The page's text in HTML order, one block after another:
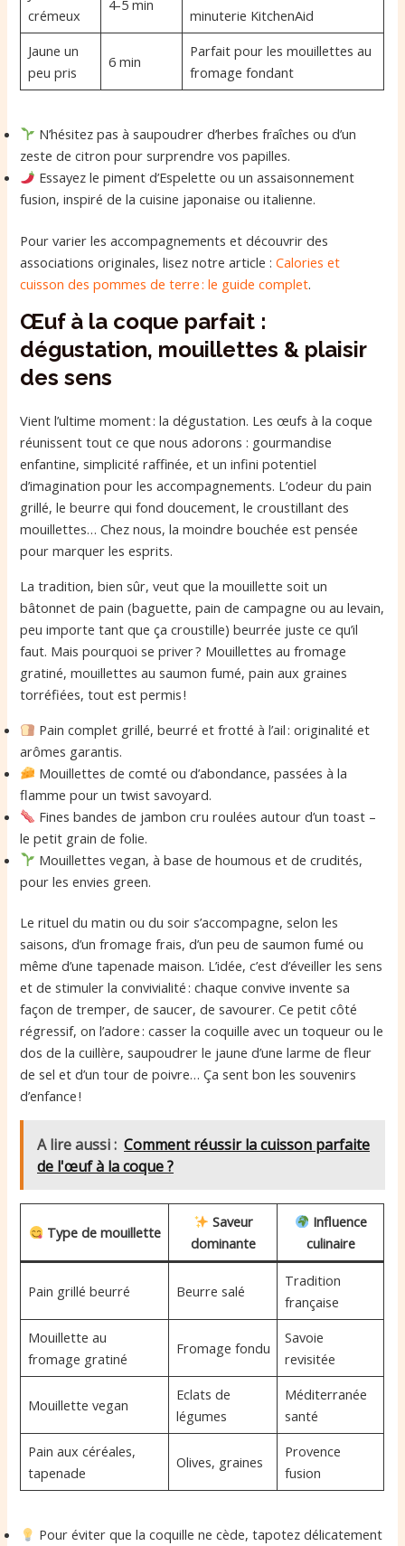
crémeux
4-5 min
minuterie KitchenAid
Jaune un
peu pris
6 min
Parfait pour les mouillettes au
fromage fondant
N’hésitez pas à saupoudrer d’herbes fraîches ou d’un
zeste de citron pour surprendre vos papilles.
Essayez le piment d’Espelette ou un assaisonnement
fusion, inspiré de la cuisine japonaise ou italienne.
Pour varier les accompagnements et découvrir des
associations originales, lisez notre article :Calories et
cuisson des pommes de terre : le guide complet.
Œuf à la coque parfait :
dégustation, mouillettes & plaisir
des sens
Vient l’ultime moment : la dégustation. Les œufs à la coque
réunissent tout ce que nous adorons : gourmandise
enfantine, simplicité raffinée, et un infini potentiel
d’imagination pour les accompagnements. L’odeur du pain
grillé, le beurre qui fond doucement, le croustillant des
mouillettes… Chez nous, la moindre bouchée est pensée
pour marquer les esprits.
La tradition, bien sûr, veut que la mouillette soit un
bâtonnet de pain (baguette, pain de campagne ou au levain,
peu importe tant que ça croustille) beurrée juste ce qu’il
faut. Mais pourquoi se priver ? Mouillettes au fromage
gratiné, mouillettes au saumon fumé, pain aux graines
torréfiées, tout est permis !
Pain complet grillé, beurré et frotté à l’ail : originalité et
arômes garantis.
Mouillettes de comté ou d’abondance, passées à la
flamme pour un twist savoyard.
Fines bandes de jambon cru roulées autour d’un toast –
le petit grain de folie.
Mouillettes vegan, à base de houmous et de crudités,
pour les envies green.
Le rituel du matin ou du soir s’accompagne, selon les
saisons, d’un fromage frais, d’un peu de saumon fumé ou
même d’une tapenade maison. L’idée, c’est d’éveiller les sens
et de stimuler la convivialité : chaque convive invente sa
façon de tremper, de saucer, de savourer. Ce petit côté
régressif, on l’adore : casser la coquille avec un toqueur ou le
dos de la cuillère, saupoudrer le jaune d’une larme de fleur
de sel et d’un tour de poivre… Ça sent bon les souvenirs
d’enfance !
A lire aussi : Comment réussir la cuisson parfaite
de l'œuf à la coque ?
Type de mouillette
Saveur
dominante
Influence
culinaire
Pain grillé beurré Beurre salé
Tradition
française
Mouillette au
fromage gratiné
Fromage fondu
Savoie
revisitée
Mouillette vegan
Eclats de
légumes
Méditerranée
santé
Pain aux céréales,
tapenade
Olives, graines
Provence
fusion
Pour éviter que la coquille ne cède, tapotez délicatement